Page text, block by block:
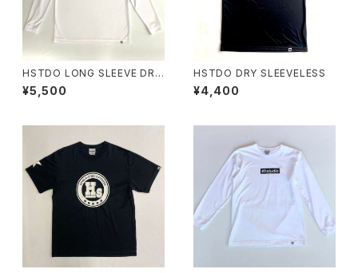
HSTDO LONG SLEEVE DRY
TEE
¥5,500
HSTDO DRY SLEEVELESS
¥4,400